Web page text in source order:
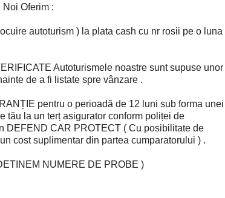
Oferim :
autoturism ) la plata cash cu nr rosii pe o luna
Autoturismele noastre sunt supuse unor
de a fi listate spre vânzare .
pentru o perioadă de 12 luni sub forma unei
tău la un terț asigurator conform poliței de
DEFEND CAR PROTECT ( Cu posibilitate de
cost suplimentar din partea cumparatorului ) .
NUMERE DE PROBE )